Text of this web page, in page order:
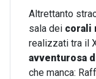
Altrettanto
sala dei corali
realizzati tra il
avventurosa
che manca: